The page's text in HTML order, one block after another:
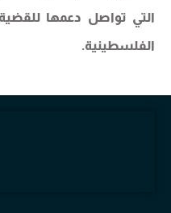
التي تواصل دعمها للقضية
الفلسطينية.